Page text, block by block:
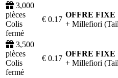
3,000
pièces
Colis
fermé
€ 0.17
OFFRE FIXE
+ Millefiori
3,500
pièces
Colis
fermé
€ 0.17
OFFRE FIXE
+ Millefiori